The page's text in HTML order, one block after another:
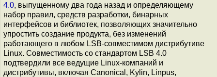
4.0, выпущенному два года назад и определяющему
набор правил, средств разработки, бинарных
интерфейсов и библиотек, позволяющих значительно
упростить создание продукта, без изменений
работающего в любом LSB-совместимом дистрибутиве
Linux. Совместимость со стандартом LSB 4.0
подтвердили все ведущие Linux-компаний и
дистрибутивы, включая Canonical, Kylin, Linpus,